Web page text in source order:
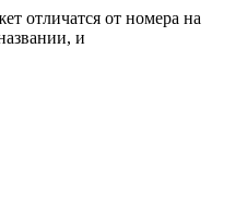
отличатся от номера на
и